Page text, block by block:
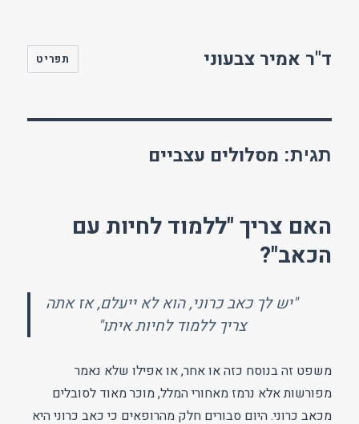
ד"ר אמיר צבעוני תפריט
תגית: מסלולים עצביים
האם צריך "ללמוד לחיות עם
הכאב"?
"יש לך כאב כרוני, הוא לא ייעלם, אז אתה
צריך ללמוד לחיות איתו"
משפט זה בנוסח כזה או אחר, או אפילו שלא נאמר
מפורשות אלא נרמז מאחורי המלל, מוכר מאוד לסובלים
מכאב כרוני. היום סבורים חלק מהרופאים כי כאב כרוני היא